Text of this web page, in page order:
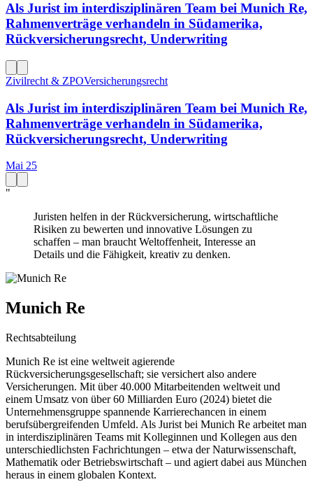
Als Jurist im interdisziplinären Team bei Munich Re,
Rahmenverträge verhandeln in Südamerika,
Rückversicherungsrecht, Underwriting
Zivilrecht & ZPOVersicherungsrecht
Als Jurist im interdisziplinären Team bei Munich Re,
Rahmenverträge verhandeln in Südamerika,
Rückversicherungsrecht, Underwriting
Mai 25
"
Juristen helfen in der Rückversicherung, wirtschaftliche
Risiken zu bewerten und innovative Lösungen zu
schaffen – man braucht Weltoffenheit, Interesse an
Details und die Fähigkeit, kreativ zu denken.
Munich Re
Rechtsabteilung
Munich Re ist eine weltweit agierende
Rückversicherungsgesellschaft; sie versichert also andere
Versicherungen. Mit über 40.000 Mitarbeitenden weltweit und
einem Umsatz von über 60 Milliarden Euro (2024) bietet die
Unternehmensgruppe spannende Karrierechancen in einem
berufsübergreifenden Umfeld. Als Jurist bei Munich Re arbeitet man
in interdisziplinären Teams mit Kolleginnen und Kollegen aus den
unterschiedlichsten Fachrichtungen – etwa der Naturwissenschaft,
Mathematik oder Betriebswirtschaft – und agiert dabei aus München
heraus in einem globalen Kontext.